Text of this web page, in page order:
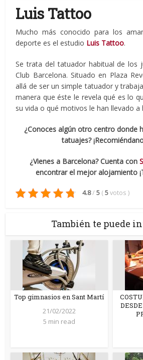
Luis Tattoo
Mucho más conocido para los
deporte es el estudio Luis Tattoo.
Se trata del tatuador habitual de los
Club Barcelona. Situado en Plaza
allá de ser un simple tatuador y
manera que éste le revela qué es lo
su vida o qué motivos le han llevado a
¿Conoces algún otro centro donde
tatuajes?
¿Vienes a Barcelona? Cuenta con
encontrar el mejor alojamiento
4.8/ 5 (5votos )
También te puede
Top gimnasios en Sant Martí
21/02/2022
5 min read